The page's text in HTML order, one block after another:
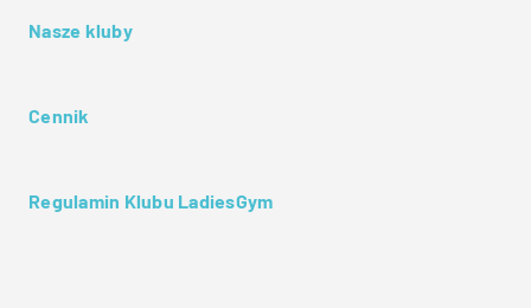
Nasze kluby
Cennik
Regulamin Klubu LadiesGym